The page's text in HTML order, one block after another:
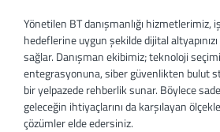
Yönetilen BT danışmanlığı
hedeflerine uygun şekilde dijital
sağlar. Danışman ekibimiz; teknoloji
entegrasyonuna, siber güvenlikten bulut
bir yelpazede rehberlik sunar. Böylece
geleceğin ihtiyaçlarını da karşılayan
çözümler elde edersiniz.